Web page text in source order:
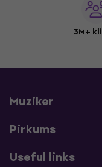
3M+
Muziker
Pirkums
Useful links